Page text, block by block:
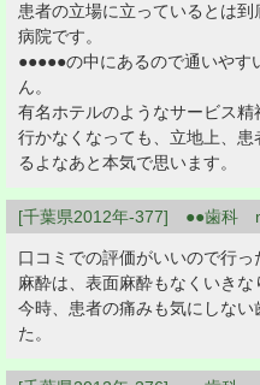
患者の立場に立っているとは
病院です。
●●●●●の中にあるので通いやす
ん。
有名ホテルのようなサービス
行かなくなっても、立地上、
るよなあと本気で思います。
[千葉県2012年-377] ●●歯科
口コミでの評価がいいので行っ
麻酔は、表面麻酔もなくいきな
今時、患者の痛みも気にしな
た。